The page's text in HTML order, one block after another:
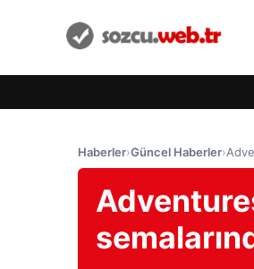
Haberler›Güncel Haberler›